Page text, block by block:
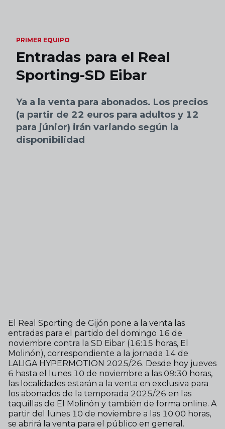
PRIMER EQUIPO
Entradas para el Real
Sporting-SD Eibar
Ya a la venta para abonados. Los precios
(a partir de 22 euros para adultos y 12
para júnior) irán variando según la
disponibilidad
El Real Sporting de Gijón pone a la venta las
entradas para el partido del domingo 16 de
noviembre contra la SD Eibar (16:15 horas, El
Molinón), correspondiente a la jornada 14 de
LALIGA HYPERMOTION 2025/26. Desde hoy jueves
6 hasta el lunes 10 de noviembre a las 09:30 horas,
las localidades estarán a la venta en exclusiva para
los abonados de la temporada 2025/26 en las
taquillas de El Molinón y también de forma online. A
partir del lunes 10 de noviembre a las 10:00 horas,
se abrirá la venta para el público en general.